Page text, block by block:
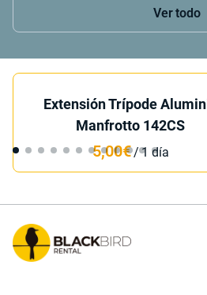
Ver todo
Extensión Trípode
Manfrotto 142CS
/